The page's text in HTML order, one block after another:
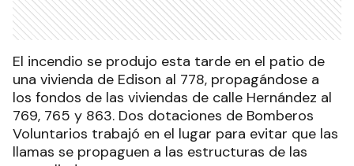
El incendio se produjo esta tarde en el patio de
una vivienda de Edison al 778, propagándose a
los fondos de las viviendas de calle Hernández al
769, 765 y 863. Dos dotaciones de Bomberos
Voluntarios trabajó en el lugar para evitar que las
llamas se propaguen a las estructuras de las